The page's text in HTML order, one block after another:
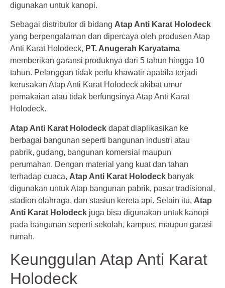
digunakan untuk kanopi.
Sebagai distributor di bidang Atap Anti Karat Holodeck
yang berpengalaman dan dipercaya oleh produsen Atap
Anti Karat Holodeck, PT. Anugerah Karyatama
memberikan garansi produknya dari 5 tahun hingga 10
tahun. Pelanggan tidak perlu khawatir apabila terjadi
kerusakan Atap Anti Karat Holodeck akibat umur
pemakaian atau tidak berfungsinya Atap Anti Karat
Holodeck.
Atap Anti Karat Holodeck dapat diaplikasikan ke
berbagai bangunan seperti bangunan industri atau
pabrik, gudang, bangunan komersial maupun
perumahan. Dengan material yang kuat dan tahan
terhadap cuaca, Atap Anti Karat Holodeck banyak
digunakan untuk Atap bangunan pabrik, pasar tradisional,
stadion olahraga, dan stasiun kereta api. Selain itu, Atap
Anti Karat Holodeck juga bisa digunakan untuk kanopi
pada bangunan seperti sekolah, kampus, maupun garasi
rumah.
Keunggulan Atap Anti Karat
Holodeck